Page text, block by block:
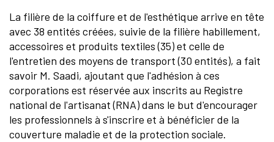
La filière de la coiffure et de l'esthétique arrive en tête
avec 38 entités créées, suivie de la filière habillement,
accessoires et produits textiles (35) et celle de
l'entretien des moyens de transport (30 entités), a fait
savoir M. Saadi, ajoutant que l'adhésion à ces
corporations est réservée aux inscrits au Registre
national de l'artisanat (RNA) dans le but d'encourager
les professionnels à s'inscrire et à bénéficier de la
couverture maladie et de la protection sociale.